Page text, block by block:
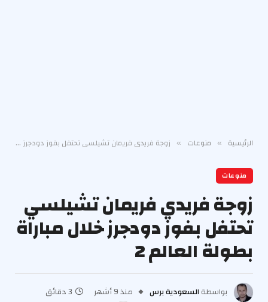
الرئيسية » منوعات » زوجة فريدي فريمان تشيلسي تحتفل بفوز دودجرز خلال مباراة بطولة العالم 2
منوعات
زوجة فريدي فريمان تشيلسي
تحتفل بفوز دودجرز خلال مباراة
بطولة العالم 2
بواسطة السعودية برس منذ 9 أشهر
3 دقائق